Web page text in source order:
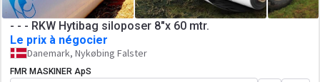
- - - RKW Hytibag siloposer 8"x 60 mtr.
Le prix à négocier
Danemark, Nykøbing Falster
FMR MASKINER ApS